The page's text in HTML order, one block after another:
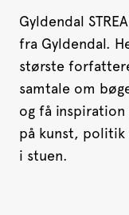
Gyldendal
fra Gyldendal.
største
samtale om
og få
på kunst,
i stuen.